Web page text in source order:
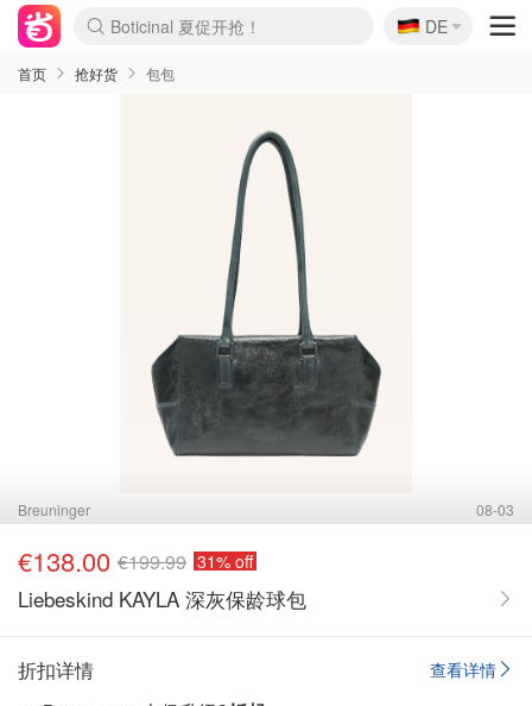
Boticinal 夏促开抢！
4折！lulu周四疯狂上新
还没结束！&OtherStories大促
Joybuy变相75折 随时失效
速领！Stanley独家85折
疑似霸哥！Camper额外叠85折
Zalando 奥莱闪促！每日更新
Moncler反季囤！5折起+叠9折
Coach Brooklyn仅€192
🇩🇪
DE
首页 抢好货 包包
Breuninger 08-03
€138.00 €199.99 31% off
Liebeskind KAYLA 深灰保龄球包
查看详情
折扣详情